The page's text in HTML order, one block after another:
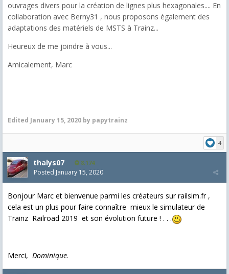
ouvrages divers pour la création de lignes plus hexagonales.... En
collaboration avec Berny31 , nous proposons également des
adaptations des matériels de MSTS à Trainz...
Heureux de me joindre à vous...
Amicalement, Marc
Edited January 15, 2020 by papytrainz
4
thalys07 8,174
Posted January 15, 2020
Bonjour Marc et bienvenue parmi les créateurs sur railsim.fr ,
cela est un plus pour faire connaître mieux le simulateur de
Trainz Railroad 2019 et son évolution future ! . . .
Merci, Dominique.